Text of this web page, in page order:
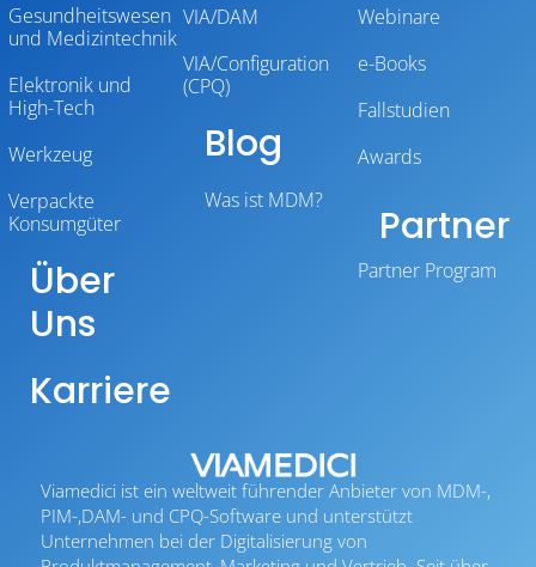
Viamedici ist ein weltweit führender Anbieter von MDM-,
PIM-,DAM- und CPQ-Software und unterstützt
Unternehmen bei der Digitalisierung von
Gesundheitswesen
und Medizintechnik
Elektronik und
High-Tech
Werkzeug
Verpackte
Konsumgüter
Über
Uns
Karriere
VIA/DAM
VIA/Configuration
(CPQ)
Blog
Was ist MDM?
Webinare
e-Books
Fallstudien
Awards
Partner
Partner Program